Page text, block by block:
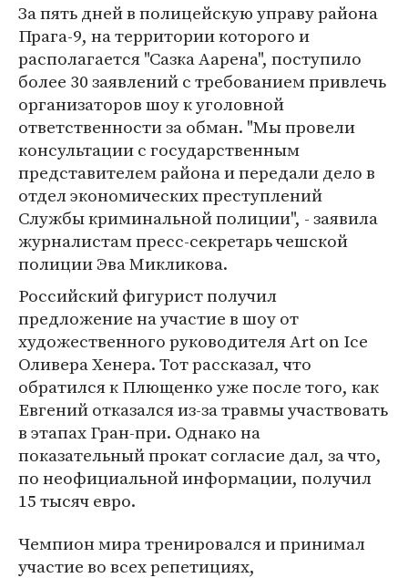
За пять дней в полицейскую управу района
Прага-9, на территории которого и
располагается "Сазка Аарена", поступило
более 30 заявлений с требованием привлечь
организаторов шоу к уголовной
ответственности за обман. "Мы провели
консультации с государственным
представителем района и передали дело в
отдел экономических преступлений
Службы криминальной полиции", - заявила
журналистам пресс-секретарь чешской
полиции Эва Микликова.
Российский фигурист получил
предложение на участие в шоу от
художественного руководителя Art on Ice
Оливера Хенера. Тот рассказал, что
обратился к Плющенко уже после того, как
Евгений отказался из-за травмы участвовать
в этапах Гран-при. Однако на
показательный прокат согласие дал, за что,
по неофициальной информации, получил
15 тысяч евро.
Чемпион мира тренировался и принимал
участие во всех репетициях,